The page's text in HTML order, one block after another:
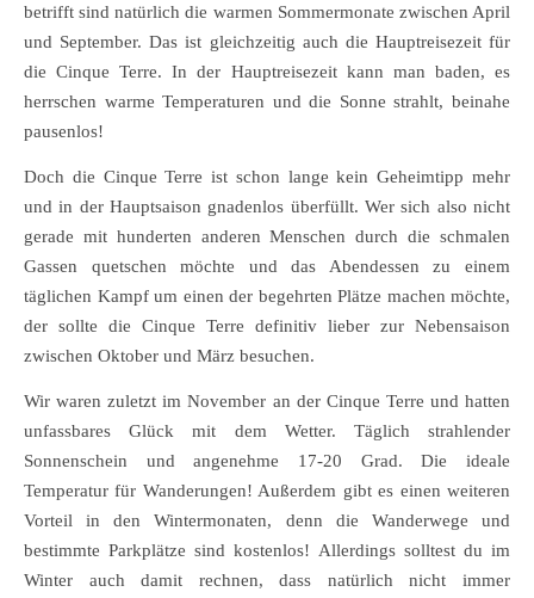
betrifft sind natürlich die warmen Sommermonate zwischen April
und September. Das ist gleichzeitig auch die Hauptreisezeit für
die Cinque Terre. In der Hauptreisezeit kann man baden, es
herrschen warme Temperaturen und die Sonne strahlt, beinahe
pausenlos!
Doch die Cinque Terre ist schon lange kein Geheimtipp mehr
und in der Hauptsaison gnadenlos überfüllt. Wer sich also nicht
gerade mit hunderten anderen Menschen durch die schmalen
Gassen quetschen möchte und das Abendessen zu einem
täglichen Kampf um einen der begehrten Plätze machen möchte,
der sollte die Cinque Terre definitiv lieber zur Nebensaison
zwischen Oktober und März besuchen.
Wir waren zuletzt im November an der Cinque Terre und hatten
unfassbares Glück mit dem Wetter. Täglich strahlender
Sonnenschein und angenehme 17-20 Grad. Die ideale
Temperatur für Wanderungen! Außerdem gibt es einen weiteren
Vorteil in den Wintermonaten, denn die Wanderwege und
bestimmte Parkplätze sind kostenlos! Allerdings solltest du im
Winter auch damit rechnen, dass natürlich nicht immer